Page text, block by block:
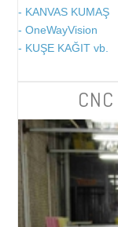
- KANVAS KUMAŞ
- OneWayVision
- KUŞE KAĞIT vb.